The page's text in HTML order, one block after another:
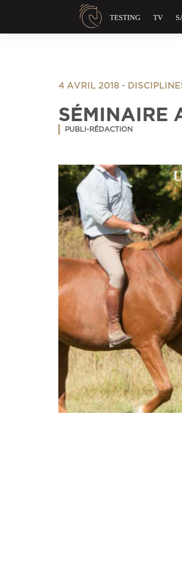
TESTING TV
4 AVRIL 2018 -
SÉMINAIRE
PUBLI-RÉDACTION
Panneau de gestion des cookies